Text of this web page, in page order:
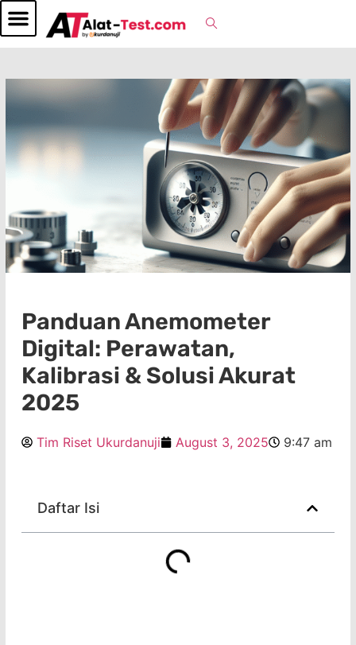
Panduan Anemometer
Digital: Perawatan,
Kalibrasi & Solusi Akurat
2025
Tim Riset Ukurdanuji August 3, 2025 9:47 am
Daftar Isi